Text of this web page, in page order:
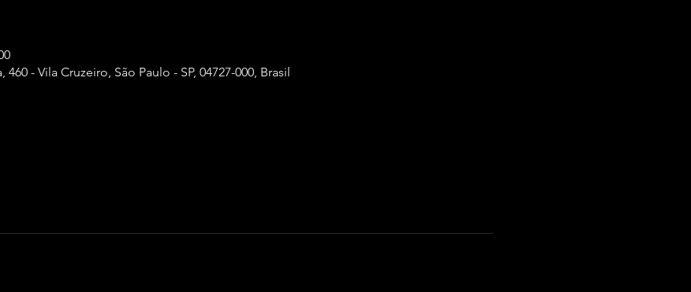
- Vila Cruzeiro, São Paulo - SP, 04727-000, Brasil